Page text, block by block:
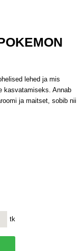
lehed ja mis
kasvatamiseks. Annab
ja maitset, sobib nii
tk